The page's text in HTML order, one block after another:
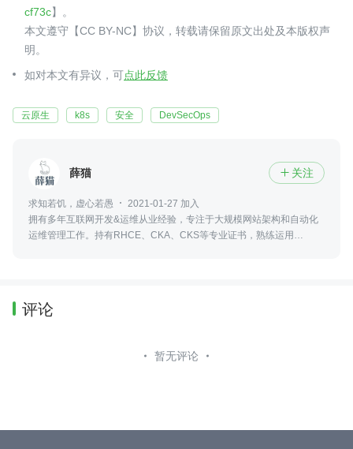
cf73c】。
本文遵守【CC BY-NC】协议，转载请保留原文出处及本版权声
明。
如对本文有异议，可点此反馈
云原生 k8s 安全 DevSecOps
薛猫  关注
求知若饥，虚心若愚
2021-01-27 加入
拥有多年互联网开发&运维从业经验，专注于大规模网站架构和自动化
运维管理工作。持有RHCE、CKA、CKS等专业证书，熟练运用
评论
暂无评论